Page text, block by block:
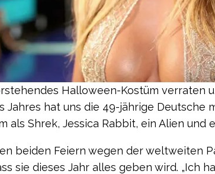
Halloween-Kostüm verraten
Jahres hat uns die 49-jährige
als Shrek, Jessica Rabbit, ein Alien und
beiden Feiern wegen der weltweiten
sie dieses Jahr alles geben wird. „Ich